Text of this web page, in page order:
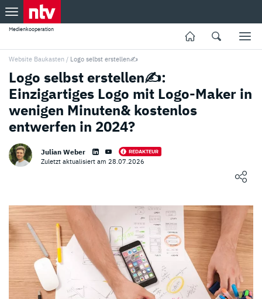
Medienkooperation
Website Baukasten / Logo selbst erstellen✍️
Logo selbst erstellen✍️:
Einzigartiges Logo mit Logo-Maker in
wenigen Minuten& kostenlos
entwerfen in 2024?
Julian Weber REDAKTEUR
Zuletzt aktualisiert am 28.07.2026